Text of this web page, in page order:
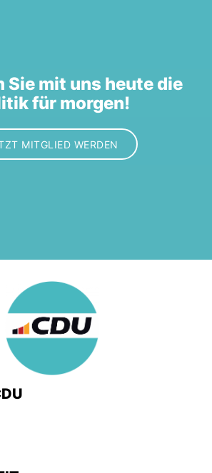
Sie mit uns heute die
für morgen!
MITGLIED WERDEN